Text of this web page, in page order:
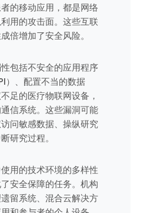
的移动应用，都是网络
用的攻击面。这些互联
倍增加了安全风险。
包括不安全的应用程序
）、配置不当的数据
足的医疗物联网设备，
信系统。这些漏洞可能
问敏感数据、操纵研究
研究过程。
用的技术环境的多样性
安全保障的任务。机构
留系统、混合云解决方